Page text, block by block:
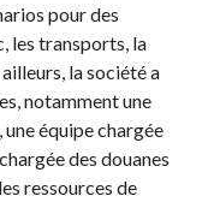
pour des
les transports, la
la société a
notamment une
équipe chargée
des douanes
ressources de